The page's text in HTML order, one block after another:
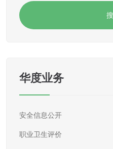
华度业务
安全信息公开
职业卫生评价